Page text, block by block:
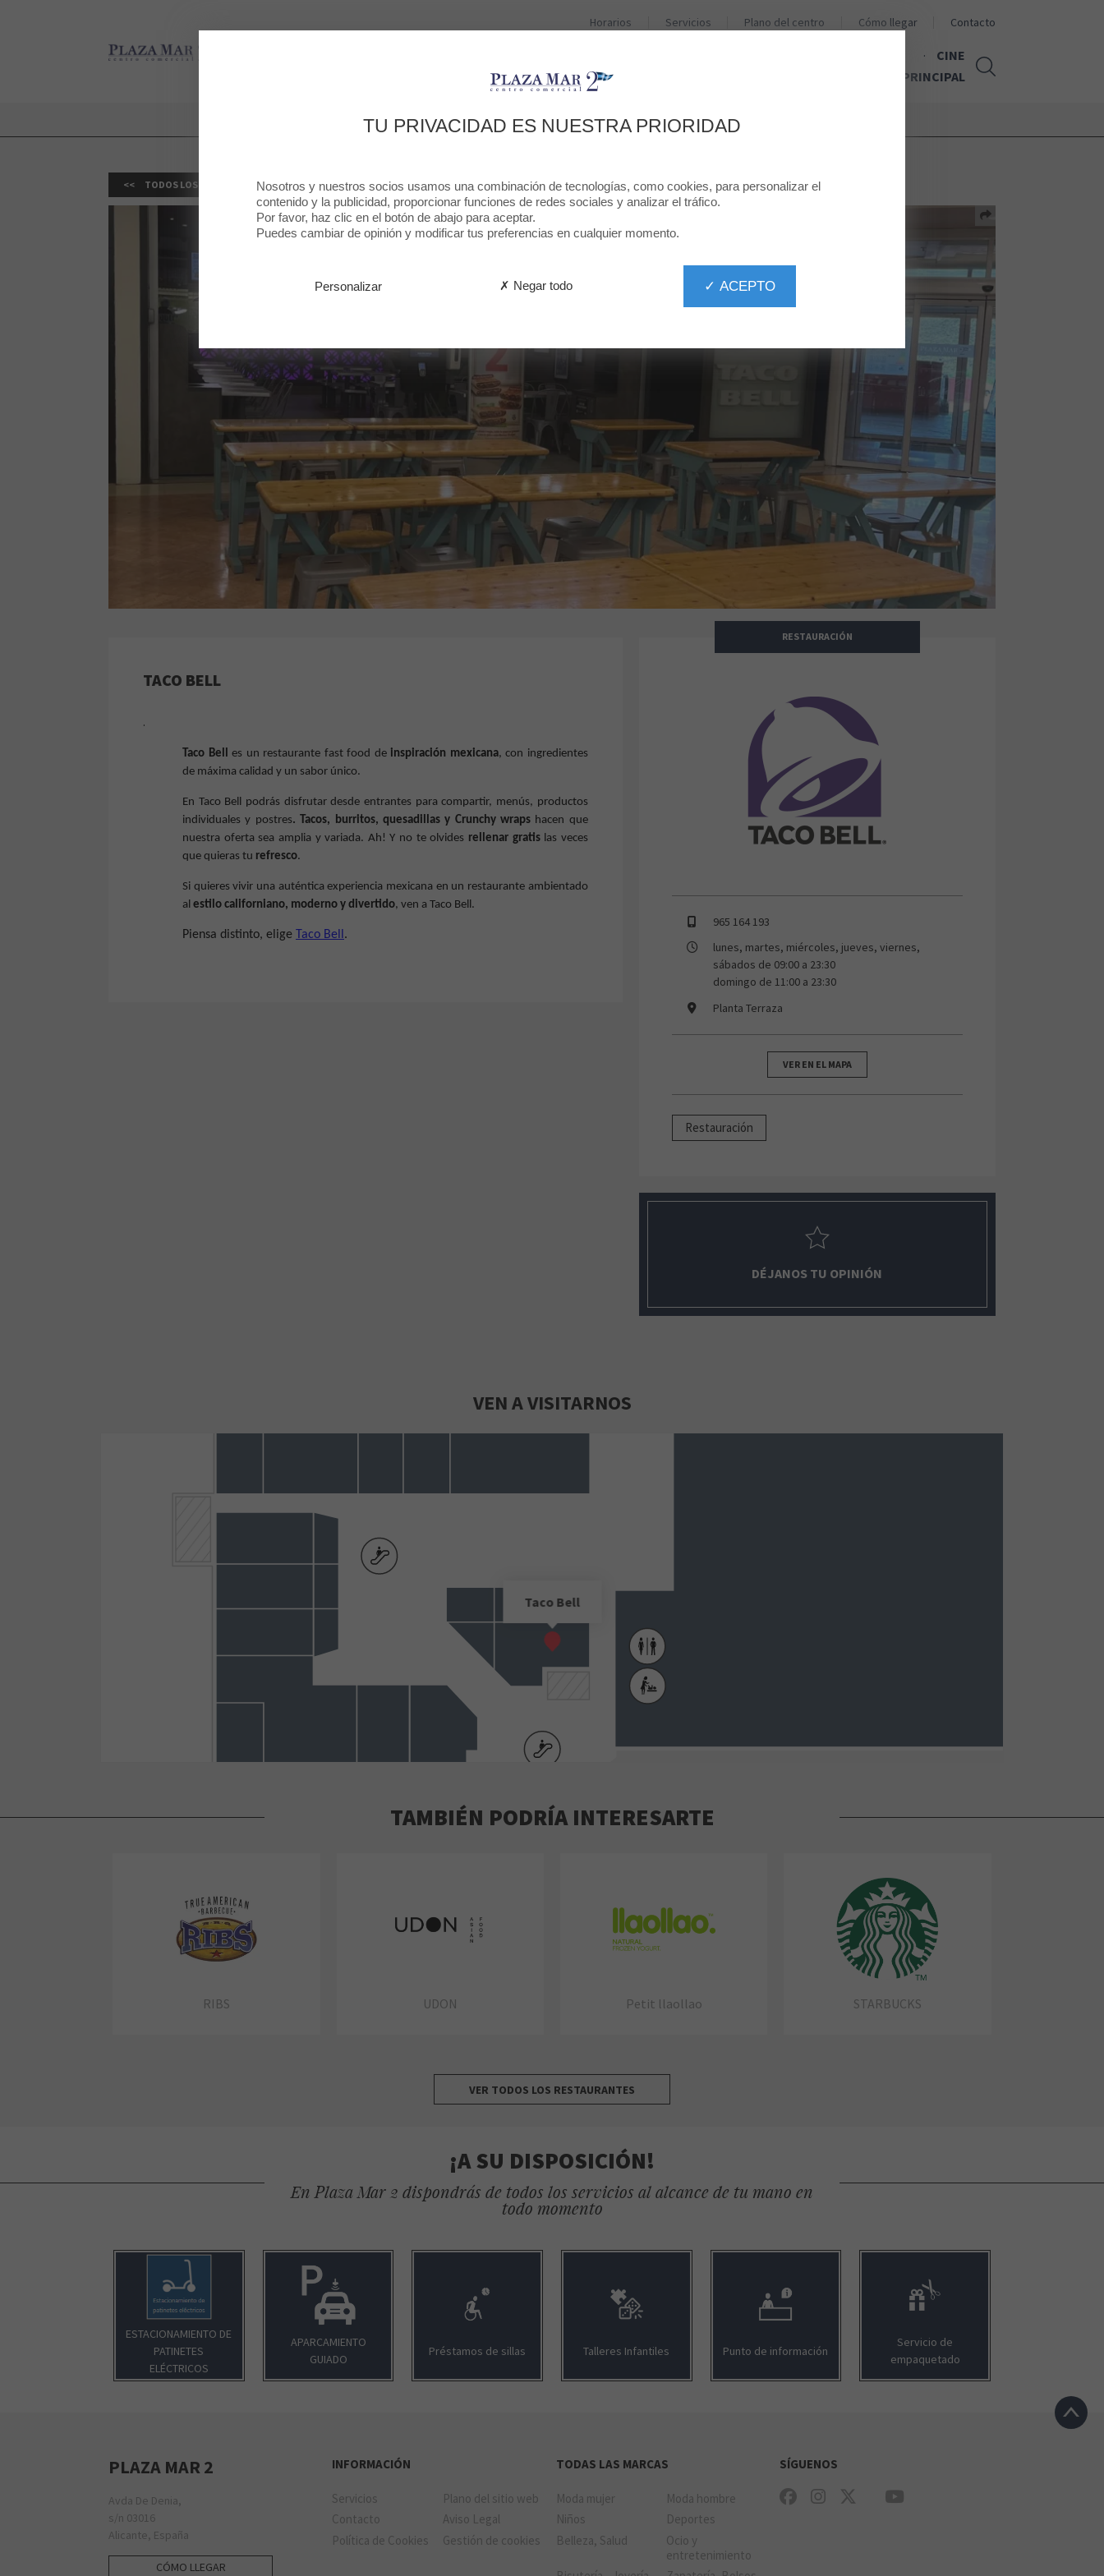
Plaza Mar 2
CINE
PÁGINA PRINCIPAL
Horarios Servicios Plano del centro Cómo llegar Contacto
TACO BELL
TODOS LOS RESTAURANTES
TACO BELL
.
Taco Bell es un restaurante fast food de inspiración mexicana, con ingredientes
de máxima calidad y un sabor único.
En Taco Bell podrás disfrutar desde entrantes para compartir, menús, productos
individuales y postres. Tacos, burritos, quesadillas y Crunchy wraps hacen que
nuestra oferta sea amplia y variada. Ah! Y no te olvides rellenar gratislas veces
que quieras tu refresco.
Si quieres vivir una auténtica experiencia mexicana en un restaurante ambientado
al estilo californiano, moderno y divertido, ven a Taco Bell.
Piensa distinto, elige Taco Bell .
RESTAURACIÓN
Taco Bell
965 164 193
lunes, martes, miércoles, jueves, viernes,
sábados de 09:00 a 23:30
domingo de 11:00 a 23:30
Planta Terraza
VER EN EL MAPA
Restauración
DÉJANOS TU OPINIÓN
VEN A VISITARNOS
Taco Bell
TAMBIÉN PODRÍA INTERESARTE
RIBS UDON Petit llaollao STARBUCKS
VER TODOS LOS RESTAURANTES
¡A SU DISPOSICIÓN!
En Plaza Mar 2 dispondrás de todos los servicios al alcance de tu mano en
todo momento
ESTACIONAMIENTO DE
PATINETES
ELÉCTRICOS
APARCAMIENTO
GUIADO
Préstamos de sillas Talleres Infantiles Punto de información
Servicio de
empaquetado
PLAZA MAR 2
Avda De Denia,
s/n 03016
Alicante, España
CÓMO LLEGAR
INFORMACIÓN
Servicios
Plano del sitio web
Contacto
Aviso Legal
Política de Cookies
Gestión de cookies
TODAS LAS MARCAS
Moda mujer
Moda hombre
Niños
Deportes
Belleza, Salud
Ocio y
entretenimiento
SÍGUENOS
TU PRIVACIDAD ES NUESTRA PRIORIDAD
Nosotros y nuestros socios usamos una combinación de tecnologías, como cookies, para personalizar el
contenido y la publicidad, proporcionar funciones de redes sociales y analizar el tráfico.
Por favor, haz clic en el botón de abajo para aceptar.
Puedes cambiar de opinión y modificar tus preferencias en cualquier momento.
✓ ACEPTO
✗ Negar todo
Personalizar